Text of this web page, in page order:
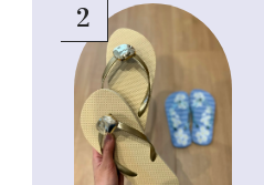
2